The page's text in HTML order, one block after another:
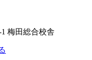
梅田総合校舎